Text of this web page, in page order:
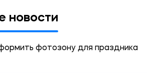
новости
фотозону для праздника